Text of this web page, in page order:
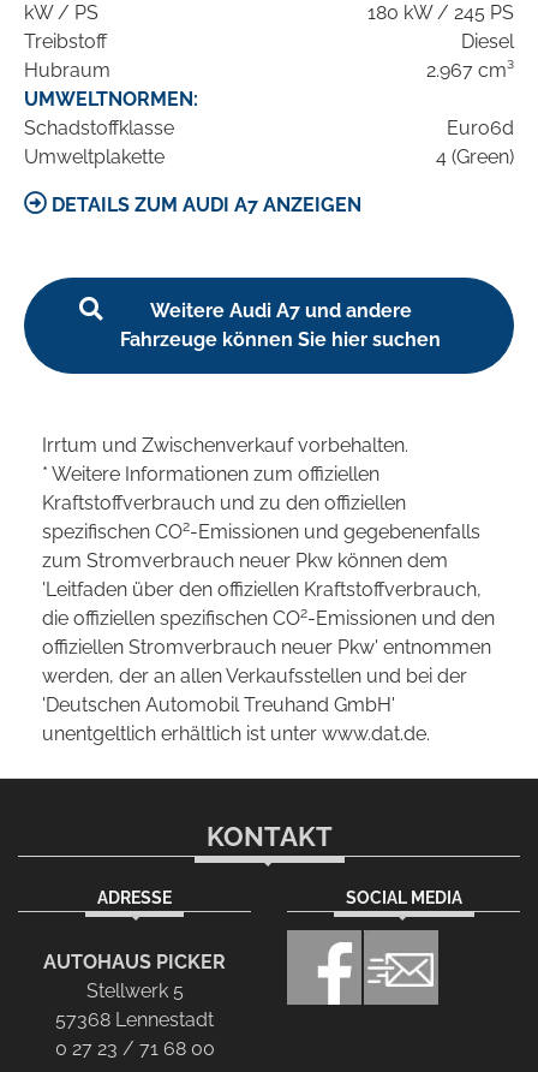
kW / PS
180 kW / 245 PS
Treibstoff
Diesel
Hubraum
2.967 cm³
UMWELTNORMEN:
Schadstoffklasse
Euro6d
Umweltplakette
4 (Green)
DETAILS ZUM AUDI A7 ANZEIGEN
Weitere Audi A7 und andere
Fahrzeuge können Sie hier suchen
Irrtum und Zwischenverkauf vorbehalten.
* Weitere Informationen zum offiziellen
Kraftstoffverbrauch und zu den offiziellen
spezifischen CO2-Emissionen und gegebenenfalls
zum Stromverbrauch neuer Pkw können dem
'Leitfaden über den offiziellen Kraftstoffverbrauch,
die offiziellen spezifischen CO2-Emissionen und den
offiziellen Stromverbrauch neuer Pkw' entnommen
werden, der an allen Verkaufsstellen und bei der
'Deutschen Automobil Treuhand GmbH'
unentgeltlich erhältlich ist unter www.dat.de.
KONTAKT
ADRESSE
AUTOHAUS PICKER
Stellwerk 5
57368 Lennestadt
0 27 23 / 71 68 00
SOCIAL MEDIA